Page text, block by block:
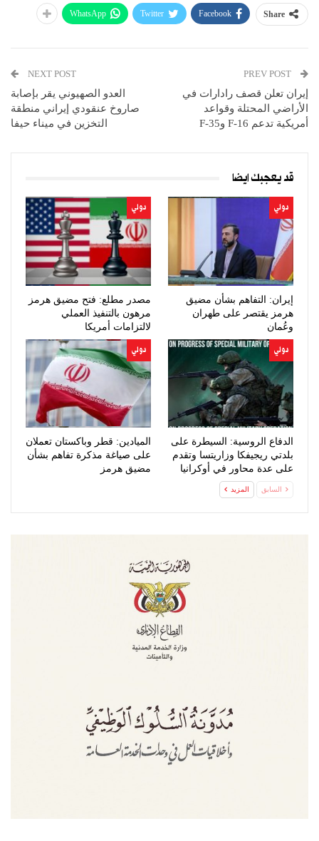
Share
Facebook
Twitter
WhatsApp
إيران تعلن قصف رادارات في
الأراضي المحتلة وقواعد
أمريكية تدعم F-16 وF-35
NEXT POST
العدو الصهيوني يقر بإصابة
صاروخ عنقودي إيراني منطقة
التخزين في ميناء حيفا
قد يعجبك ايضا
دولي
إيران: التفاهم بشأن مضيق
هرمز يقتصر على طهران
وعُمان
دولي
مصدر مطلع: فتح مضيق هرمز
مرهون بالتنفيذ العملي
لالتزامات أمريكا
دولي
الدفاع الروسية: السيطرة على
بلدتي ريجيفكا وزاريتسا وتقدم
على عدة محاور في أوكرانيا
دولي
الميادين: قطر وباكستان تعملان
على صياغة مذكرة تفاهم بشأن
مضيق هرمز
السابق المزيد